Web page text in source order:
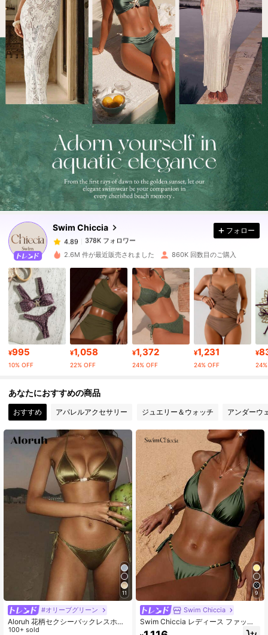
Swim Chiccia
4.89 378K フォロワー
378K フォロワー
4.89
378K フォロワー
s***3 は1日前に購入しました
4.89 378K フォロワー
4.89 378K フォロワー
4.89 378K フォロワー
4.89 378K フォロワー
4.89 378K フォロワー
378K フォロワー
378K フォロワー
フォロー
2.6M 件が最近販売されました 860K 回数目のご購入
¥995
10% OFF
¥1,058
22% OFF
¥1,372
24% OFF
¥1,231
24% OFF
¥
あなたにおすすめの商品
おすすめ アパレルアクセサリー ジュエリー＆ウォッチ アンダーウ
11
#オリーブグリーン
Aloruh 花柄セクシーバックレスホル
ターストラップビーズ付き2ピースビ
100+ sold
9
Swim Chiccia
Swim Chiccia レディース ファッシ
ョン セクシー ビキニ、光沢、スパゲ